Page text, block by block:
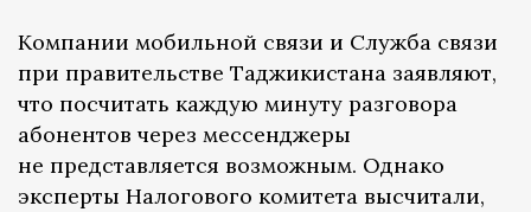
Компании мобильной связи и Служба связи
при правительстве Таджикистана заявляют,
что посчитать каждую минуту разговора
абонентов через мессенджеры
не представляется возможным. Однако
эксперты Налогового комитета высчитали,